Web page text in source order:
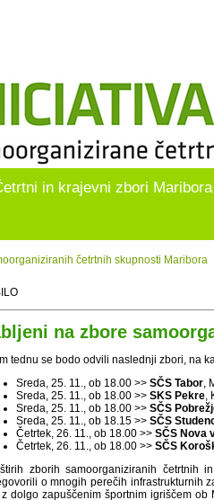
in krajevni zbori Maribora
četrtnih skupnosti Maribora
na zbore
tednu se bodo odvili naslednji zbori, na
Sreda, 25. 11., ob 18.00 >> SČS Tabor,
Sreda, 25. 11., ob 18.00 >> SKS Pekre,
Sreda, 25. 11., ob 18.00 >> SČS
Sreda, 25. 11., ob 18.15 >> SČS
Četrtek, 26. 11., ob 18.00 >> SČS Nova
Četrtek, 26. 11., ob 18.00 >> SČS
zborih samoorganiziranih četrtnih
o mnogih perečih infrastrukturnih
dolgo zapuščenim športnim igriščem